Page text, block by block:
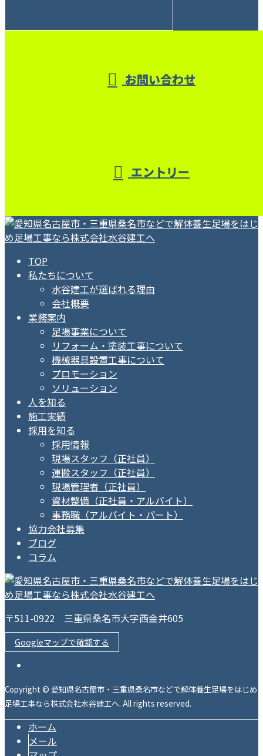
お問い合わせ
エントリー
TOP
私たちについて
水谷建工が選ばれる理由
会社概要
業務案内
足場事業について
リフォーム・塗装工事について
機械器具設置工事について
プロモーション
ソリューション
人を知る
施工実績
採用を知る
採用情報
現場スタッフ（正社員）
運搬スタッフ（正社員）
現場管理者（正社員）
資材整備（正社員・アルバイト）
事務職（アルバイト・パート）
協力会社募集
ブログ
コラム
〒511-0922 三重県桑名市大字西金井605
Googleマップで確認する
Copyright © 愛知県名古屋市・三重県桑名市などで解体養生足場をはじめ
足場工事なら株式会社水谷建工へ. All rights reserved.
ホーム
メール